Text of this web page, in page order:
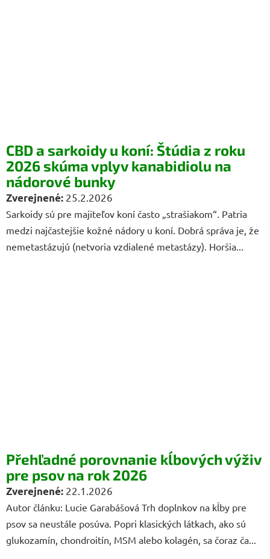
CBD a sarkoidy u koní: Štúdia z roku
2026 skúma vplyv kanabidiolu na
nádorové bunky
25.2.2026
Sarkoidy sú pre majiteľov koní často „strašiakom“. Patria
medzi najčastejšie kožné nádory u koní. Dobrá správa je, že
nemetastázujú (netvoria vzdialené metastázy). Horšia...
Přehľadné porovnanie kĺbových výživ
pre psov na rok 2026
22.1.2026
Autor článku: Lucie Garabášová Trh doplnkov na kĺby pre
psov sa neustále posúva. Popri klasických látkach, ako sú
glukozamín, chondroitín, MSM alebo kolagén, sa čoraz ča...